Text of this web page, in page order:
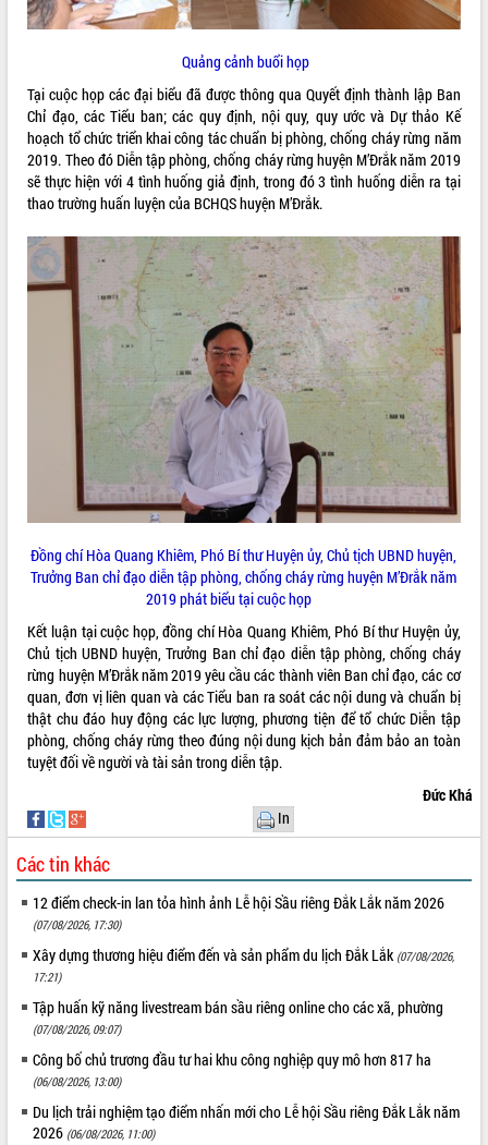
Không có file video nào để phát.
LIÊN KẾT WEB
Hôm nay:
14250
Quảng cảnh buổi họp
Tại cuộc họp các đại biểu đã được thông qua Quyết định thành lập Ban
Chỉ đạo, các Tiểu ban; các quy định, nội quy, quy ước và Dự thảo Kế
hoạch tổ chức triển khai công tác chuẩn bị phòng, chống cháy rừng năm
2019. Theo đó Diễn tập phòng, chống cháy rừng huyện M’Đrắk năm 2019
sẽ thực hiện với 4 tình huống giả định, trong đó 3 tình huống diễn ra tại
thao trường huấn luyện của BCHQS huyện M’Đrắk.
Đồng chí Hòa Quang Khiêm, Phó Bí thư Huyện ủy, Chủ tịch UBND huyện,
Trưởng Ban chỉ đạo diễn tập phòng, chống cháy rừng huyện M’Đrắk năm
2019 phát biểu tại cuộc họp
Kết luận tại cuộc họp, đồng chí Hòa Quang Khiêm, Phó Bí thư Huyện ủy,
Chủ tịch UBND huyện, Trưởng Ban chỉ đạo diễn tập phòng, chống cháy
rừng huyện M’Đrắk năm 2019 yêu cầu các thành viên Ban chỉ đạo, các cơ
quan, đơn vị liên quan và các Tiểu ban ra soát các nội dung và chuẩn bị
thật chu đáo huy động các lực lượng, phương tiện để tổ chức Diễn tập
phòng, chống cháy rừng theo đúng nội dung kịch bản đảm bảo an toàn
tuyệt đối về người và tài sản trong diễn tập.
Đức Khá
In
Các tin khác
12 điểm check-in lan tỏa hình ảnh Lễ hội Sầu riêng Đắk Lắk năm 2026
(07/08/2026, 17:30)
Xây dựng thương hiệu điểm đến và sản phẩm du lịch Đắk Lắk (07/08/2026,
17:21)
Tập huấn kỹ năng livestream bán sầu riêng online cho các xã, phường
(07/08/2026, 09:07)
Công bố chủ trương đầu tư hai khu công nghiệp quy mô hơn 817 ha
(06/08/2026, 13:00)
Du lịch trải nghiệm tạo điểm nhấn mới cho Lễ hội Sầu riêng Đắk Lắk năm
2026 (06/08/2026, 11:00)